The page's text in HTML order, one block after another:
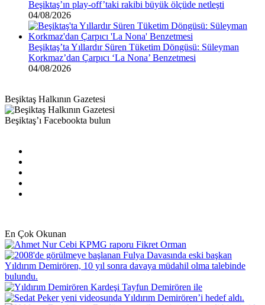
Beşiktaş’ın play-off’taki rakibi büyük ölçüde netleşti
04/08/2026
Beşiktaş’ta Yıllardır Süren Tüketim Döngüsü: Süleyman
Korkmaz’dan Çarpıcı ‘La Nona’ Benzetmesi
04/08/2026
Beşiktaş Halkının Gazetesi
Beşiktaş’ı Facebookta bulun
En Çok Okunan